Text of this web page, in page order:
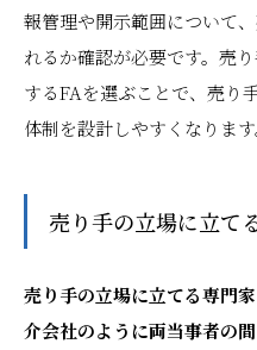
報管理や開示範囲について
れるか確認が必要です。売
するFAを選ぶことで、売り
体制を設計しやすくなります
売り手の立場に立て
売り手の立場に立てる専門
介会社のように両当事者の